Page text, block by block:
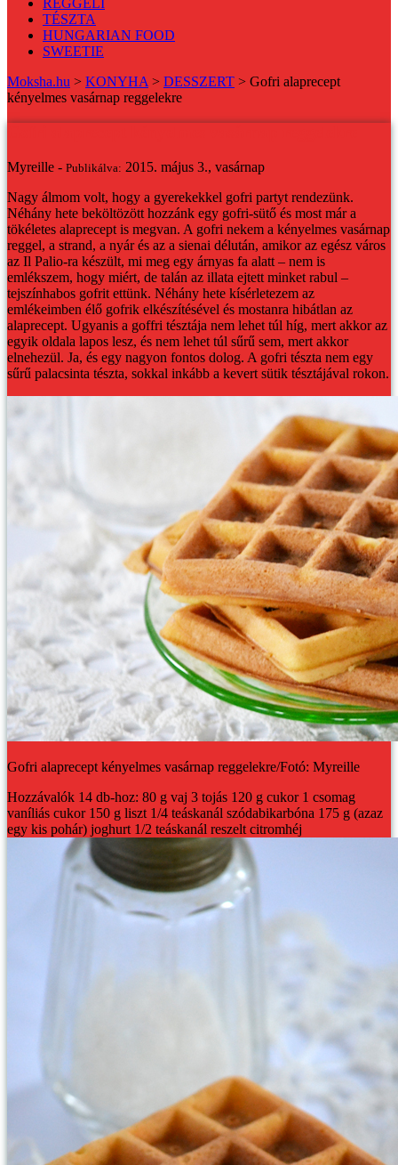
REGGELI
TÉSZTA
HUNGARIAN FOOD
SWEETIE
Moksha.hu > KONYHA> DESSZERT > Gofri alaprecept
kényelmes vasárnap reggelekre
Myreille - Publikálva: 2015. május 3., vasárnap
Nagy álmom volt, hogy a gyerekekkel gofri partyt rendezünk.
Néhány hete beköltözött hozzánk egy gofri-sütő és most már a
tökéletes alaprecept is megvan. A gofri nekem a kényelmes vasárnap
reggel, a strand, a nyár és az a sienai délután, amikor az egész város
az Il Palio-ra készült, mi meg egy árnyas fa alatt – nem is
emlékszem, hogy miért, de talán az illata ejtett minket rabul –
tejszínhabos gofrit ettünk. Néhány hete kísérletezem az
emlékeimben élő gofrik elkészítésével és mostanra hibátlan az
alaprecept. Ugyanis a goffri tésztája nem lehet túl híg, mert akkor az
egyik oldala lapos lesz, és nem lehet túl sűrű sem, mert akkor
elnehezül. Ja, és egy nagyon fontos dolog. A gofri tészta nem egy
sűrű palacsinta tészta, sokkal inkább a kevert sütik tésztájával rokon.
Gofri alaprecept kényelmes vasárnap reggelekre/Fotó: Myreille
Hozzávalók 14 db-hoz: 80 g vaj 3 tojás 120 g cukor1 csomag
vaníliás cukor150 g liszt 1/4 teáskanál szódabikarbóna 175 g (azaz
egy kis pohár) joghurt 1/2 teáskanál reszelt citromhéj